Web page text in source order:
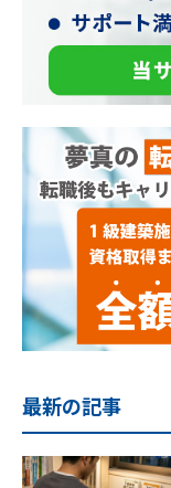
最新の記事